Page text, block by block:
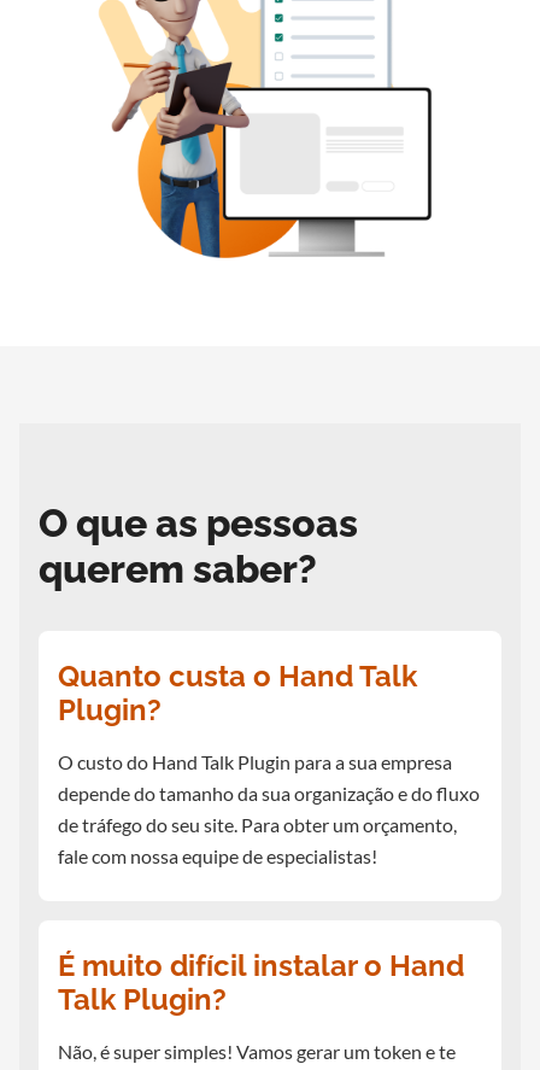
O que as pessoas
querem saber?
Quanto custa o Hand Talk
Plugin?
O custo do Hand Talk Plugin para a sua empresa
depende do tamanho da sua organização e do fluxo
de tráfego do seu site. Para obter um orçamento,
fale com nossa equipe de especialistas!
É muito difícil instalar o Hand
Talk Plugin?
Não, é super simples! Vamos gerar um token e te